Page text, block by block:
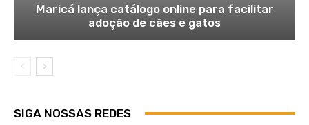
Maricá lança catálogo online para facilitar
adoção de cães e gatos
SIGA NOSSAS REDES